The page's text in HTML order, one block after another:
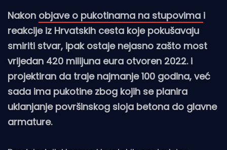
Nakon objave o pukotinama na stupovima i
reakcije iz Hrvatskih cesta koje pokušavaju
smiriti stvar, ipak ostaje nejasno zašto most
vrijedan 420 milijuna eura otvoren 2022. i
projektiran da traje najmanje 100 godina, već
sada ima pukotine zbog kojih se planira
uklanjanje površinskog sloja betona do glavne
armature.